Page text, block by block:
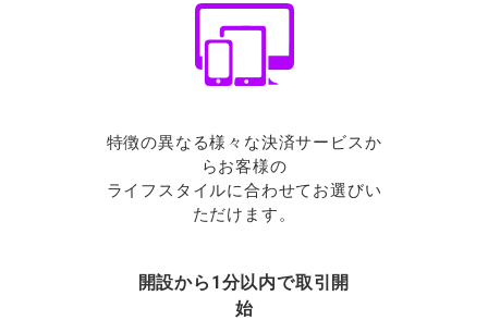
特徴の異なる様々な決済サービスか
らお客様の
ライフスタイルに合わせてお選びい
ただけます。
開設から1分以内で取引開
始